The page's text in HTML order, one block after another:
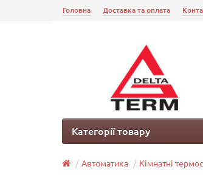
Головна Доставка та оплата
Категорії товару
Автоматика Кімнатні